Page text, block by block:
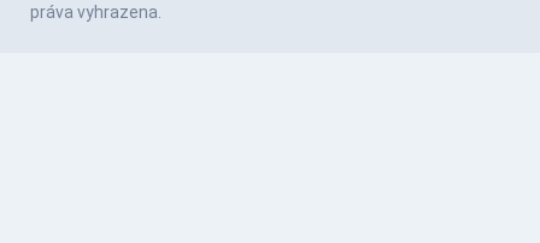
práva vyhrazena.